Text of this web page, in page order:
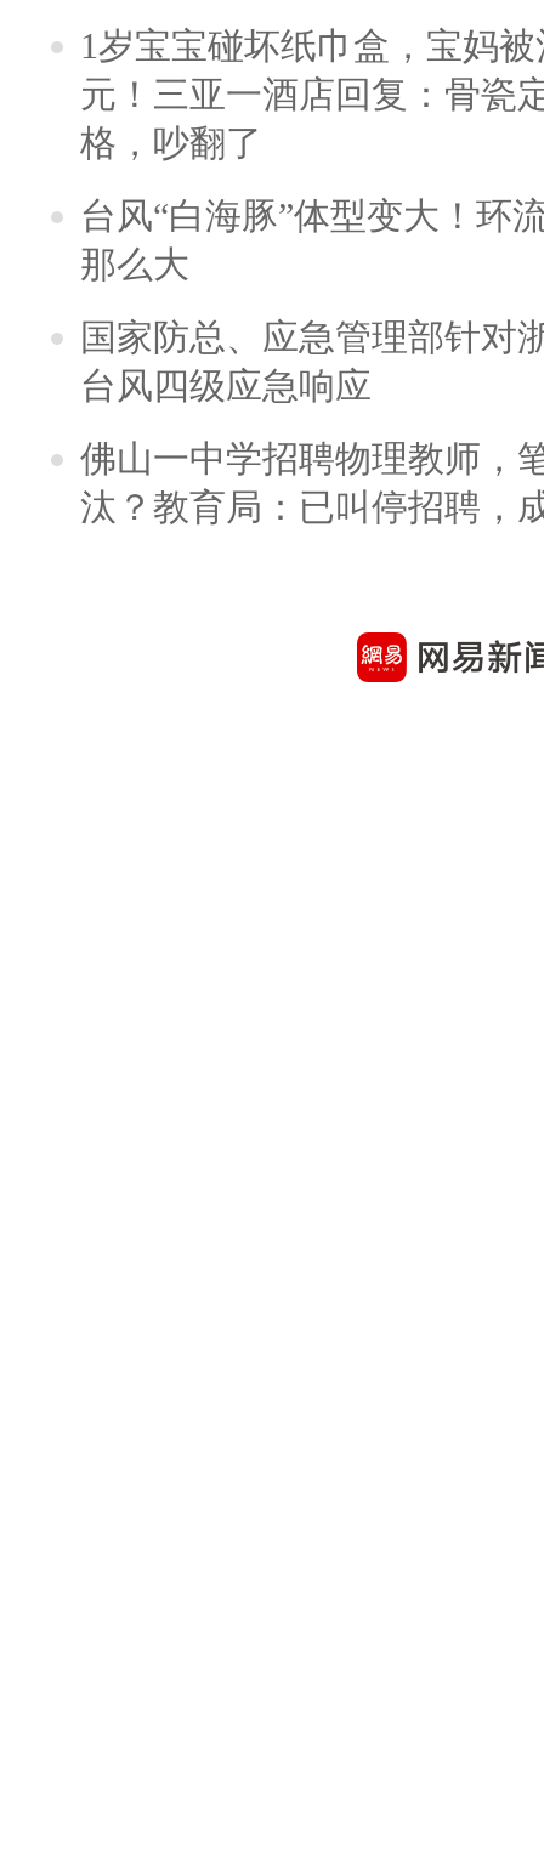
1岁宝宝碰坏纸巾盒，宝妈
元！三亚一酒店回复：骨瓷
格，吵翻了
台风“白海豚”体型变大！环
那么大
国家防总、应急管理部针对
台风四级应急响应
佛山一中学招聘物理教师，
汰？教育局：已叫停招聘，